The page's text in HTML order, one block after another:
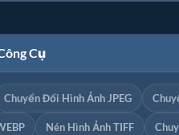
Cụ
Chuyển Đổi Hình Ảnh JPEG
Nén Hình Ảnh TIFF